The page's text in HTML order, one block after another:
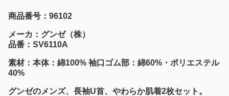
商品番号：96102
メーカ：グンゼ（株）
品番：SV6110A
素材：本体：綿100% 袖口ゴム部：綿60%・ポリエステル
40%
グンゼのメンズ、長袖U首、やわらか肌着2枚セット。